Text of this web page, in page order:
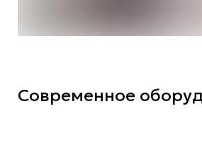
Современное